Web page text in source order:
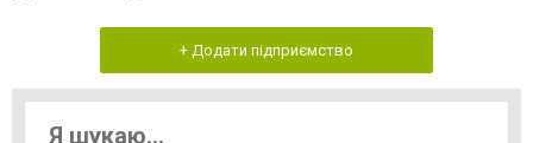
+ Додати підприємство